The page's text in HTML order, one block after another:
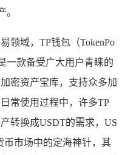
。
领域，TP钱包（TokenPo
一款备受广大用户青睐的
密资产宝库，支持众多加
常使用过程中，许多TP
转换成USDT的需求，US
市场中的定海神针，其